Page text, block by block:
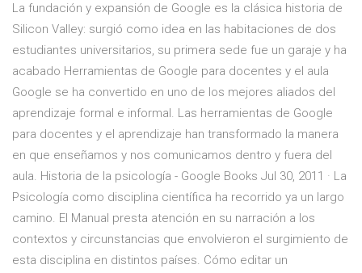
La fundación y expansión de Google es la clásica historia de
Silicon Valley: surgió como idea en las habitaciones de dos
estudiantes universitarios, su primera sede fue un garaje y ha
acabado Herramientas de Google para docentes y el aula
Google se ha convertido en uno de los mejores aliados del
aprendizaje formal e informal. Las herramientas de Google
para docentes y el aprendizaje han transformado la manera
en que enseñamos y nos comunicamos dentro y fuera del
aula. Historia de la psicología - Google Books Jul 30, 2011 · La
Psicología como disciplina científica ha recorrido ya un largo
camino. El Manual presta atención en su narración a los
contextos y circunstancias que envolvieron el surgimiento de
esta disciplina en distintos países. Cómo editar un